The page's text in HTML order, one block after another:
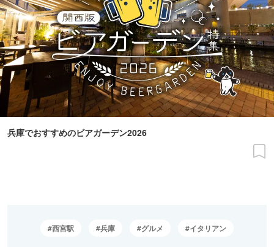
兵庫でおすすめのビアガーデン2026
西宮駅 兵庫 グルメ イタリアン